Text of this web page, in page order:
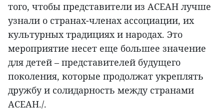
того, чтобы представители из АСЕАН лучше
узнали о странах-членах ассоциации, их
культурных традициях и народах. Это
мероприятие несет еще большее значение
для детей – представителей будущего
поколения, которые продолжат укреплять
дружбу и солидарность между странами
АСЕАН./.